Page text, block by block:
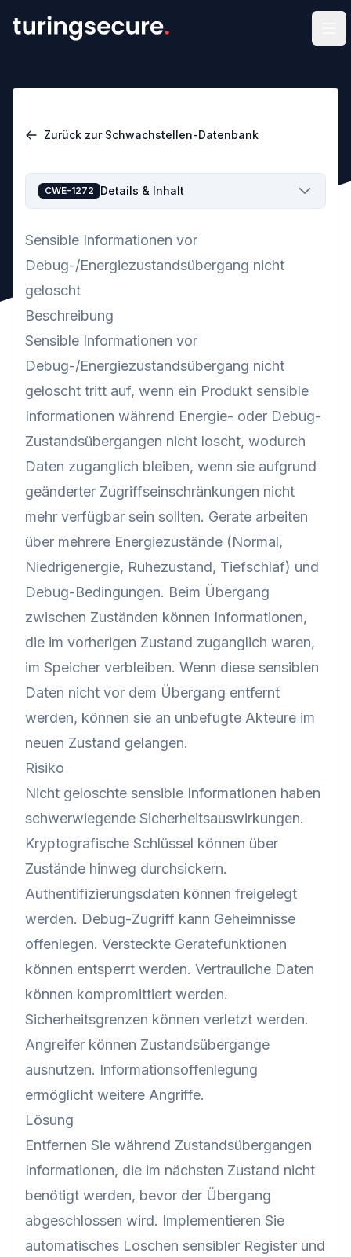
Zurück zur Schwachstellen-Datenbank
CWE-1272 Details & Inhalt
Sensible Informationen vor
Debug-/Energiezustandsübergang nicht
geloscht
Beschreibung
Sensible Informationen vor
Debug-/Energiezustandsübergang nicht
geloscht tritt auf, wenn ein Produkt sensible
Informationen während Energie- oder Debug-
Zustandsübergangen nicht loscht, wodurch
Daten zuganglich bleiben, wenn sie aufgrund
geänderter Zugriffseinschränkungen nicht
mehr verfügbar sein sollten. Gerate arbeiten
über mehrere Energiezustände (Normal,
Niedrigenergie, Ruhezustand, Tiefschlaf) und
Debug-Bedingungen. Beim Übergang
zwischen Zuständen können Informationen,
die im vorherigen Zustand zuganglich waren,
im Speicher verbleiben. Wenn diese sensiblen
Daten nicht vor dem Übergang entfernt
werden, können sie an unbefugte Akteure im
neuen Zustand gelangen.
Risiko
Nicht geloschte sensible Informationen haben
schwerwiegende Sicherheitsauswirkungen.
Kryptografische Schlüssel können über
Zustände hinweg durchsickern.
Authentifizierungsdaten können freigelegt
werden. Debug-Zugriff kann Geheimnisse
offenlegen. Versteckte Geratefunktionen
können entsperrt werden. Vertrauliche Daten
können kompromittiert werden.
Sicherheitsgrenzen können verletzt werden.
Angreifer können Zustandsübergange
ausnutzen. Informationsoffenlegung
ermöglicht weitere Angriffe.
Lösung
Entfernen Sie während Zustandsübergangen
Informationen, die im nächsten Zustand nicht
benötigt werden, bevor der Übergang
abgeschlossen wird. Implementieren Sie
automatisches Loschen sensibler Register und